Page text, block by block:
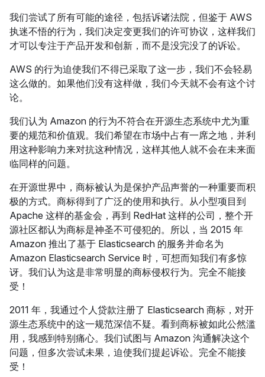
我们尝试了所有可能的途径，包括诉诸法院，但鉴于 AWS
执迷不悟的行为，我们决定变更我们的许可协议，这样我们
才可以专注于产品开发和创新，而不是没完没了的诉讼。
AWS 的行为迫使我们不得已采取了这一步，我们不会轻易
这么做的。如果他们没有这样做，我们今天就不会有这个讨
论。
我们认为 Amazon 的行为不符合在开源生态系统中尤为重
要的规范和价值观。我们希望在市场中占有一席之地，并利
用这种影响力来对抗这种情况，这样其他人就不会在未来面
临同样的问题。
在开源世界中，商标被认为是保护产品声誉的一种重要而积
极的方式。商标得到了广泛的使用和执行。从小型项目到
Apache 这样的基金会，再到 RedHat 这样的公司，整个开
源社区都认为商标是神圣不可侵犯的。所以，当 2015 年
Amazon 推出了基于 Elasticsearch 的服务并命名为
Amazon Elasticsearch Service 时，可想而知我们有多惊
讶。我们认为这是非常明显的商标侵权行为。完全不能接
受！
2011 年，我通过个人贷款注册了 Elasticsearch 商标，对开
源生态系统中的这一规范深信不疑。看到商标被如此公然滥
用，我感到特别痛心。我们试图与 Amazon 沟通解决这个
问题，但多次尝试未果，迫使我们提起诉讼。完全不能接
受！